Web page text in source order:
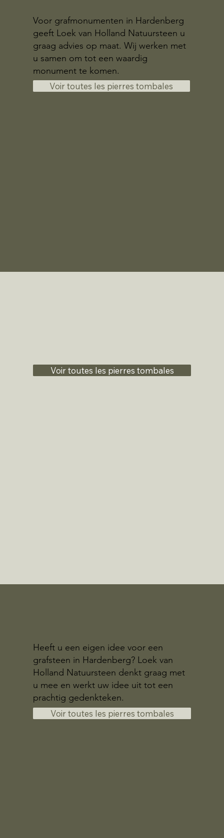
Voor grafmonumenten in Hardenberg
geeft Loek van Holland Natuursteen u
graag advies op maat. Wij werken met
u samen om tot een waardig
monument te komen.
Voir toutes les pierres tombales
Voir toutes les pierres tombales
Heeft u een eigen idee voor een
grafsteen in Hardenberg? Loek van
Holland Natuursteen denkt graag met
u mee en werkt uw idee uit tot een
prachtig gedenkteken.
Voir toutes les pierres tombales